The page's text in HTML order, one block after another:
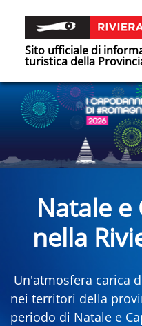
Sito ufficiale di
turistica della
Natale e
nella
Un'atmosfera carica
nei territori della
periodo di Natale e